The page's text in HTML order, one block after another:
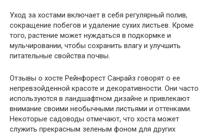
Уход за хостами включает в себя регулярный полив,
сокращение побегов и удаление сухих листьев. Кроме
того, растение может нуждаться в подкормке и
мульчировании, чтобы сохранить влагу и улучшить
питательные свойства почвы.
Отзывы о хосте Рейнфорест Санрайз говорят о ее
непревзойденной красоте и декоративности. Они часто
используются в ландшафтном дизайне и привлекают
внимание своими необычными листьями и оттенками.
Некоторые садоводы отмечают, что хоста может
служить прекрасным зеленым фоном для других